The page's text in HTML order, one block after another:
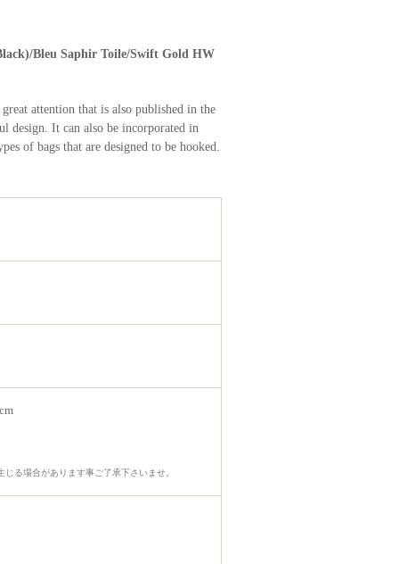
Bleu Saphir Toile/Swift Gold HW
attention that is also published in the
design. It can also be incorporated in
of bags that are designed to be hooked.
る場合があります事ご了承下さいませ。